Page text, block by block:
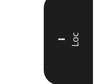
I Loc